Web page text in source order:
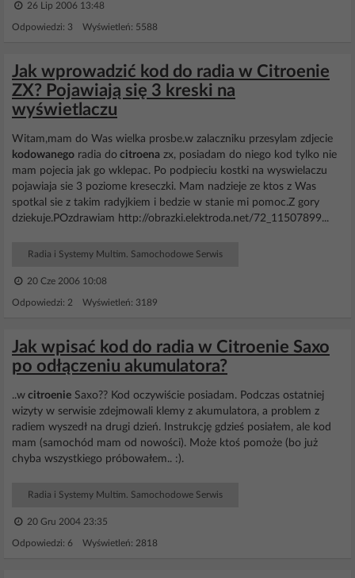
26 Lip 2006 13:48
Odpowiedzi: 3 Wyświetleń: 5588
Jak wprowadzić kod do radia w Citroenie
ZX? Pojawiają się 3 kreski na
wyświetlaczu
Witam,mam do Was wielka prosbe.w zalaczniku przesylam zdjecie
kodowanego radia do citroena zx, posiadam do niego kod tylko nie
mam pojecia jak go wklepac. Po podpieciu kostki na wyswielaczu
pojawiaja sie 3 poziome kreseczki. Mam nadzieje ze ktos z Was
spotkal sie z takim radyjkiem i bedzie w stanie mi pomoc.Z gory
dziekuje.POzdrawiam http://obrazki.elektroda.net/72_11507899...
Radia i Systemy Multim. Samochodowe Serwis
20 Cze 2006 10:08
Odpowiedzi: 2 Wyświetleń: 3189
Jak wpisać kod do radia w Citroenie Saxo
po odłączeniu akumulatora?
..w citroenie Saxo?? Kod oczywiście posiadam. Podczas ostatniej
wizyty w serwisie zdejmowali klemy z akumulatora, a problem z
radiem wyszedł na drugi dzień. Instrukcję gdzieś posiałem, ale kod
mam (samochód mam od nowości). Może ktoś pomoże (bo już
chyba wszystkiego próbowałem.. :).
Radia i Systemy Multim. Samochodowe Serwis
20 Gru 2004 23:35
Odpowiedzi: 6 Wyświetleń: 2818